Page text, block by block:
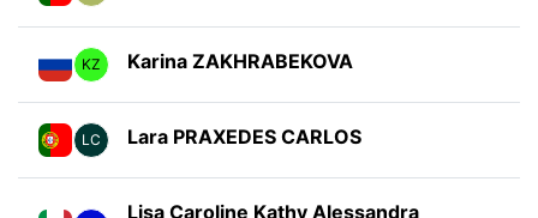
KZ Karina ZAKHRABEKOVA
LC Lara PRAXEDES CARLOS
Lisa Caroline Kathy Alessandra